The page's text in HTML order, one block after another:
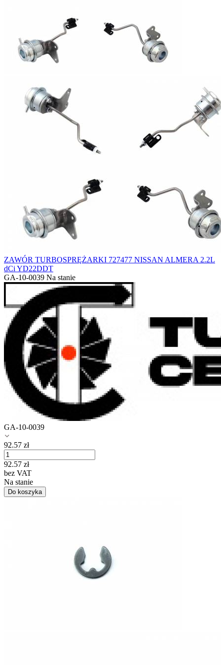
ZAWÓR TURBOSPRĘŻARKI 727477 NISSAN ALMERA 2.2L
dCi YD22DDT
GA-10-0039 Na stanie
GA-10-0039
92.57 zł
92.57 zł
bez VAT
Na stanie
Do koszyka